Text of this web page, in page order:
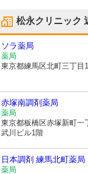
松永クリニック
ソラ薬局
薬局
東京都練馬区北町三丁目
赤塚南調剤薬局
薬局
東京都板橋区赤塚新町一
武川ビル1階
日本調剤 練馬北町薬局
薬局